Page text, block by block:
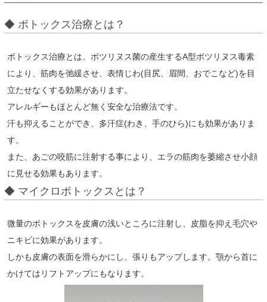
◆ ボトックス治療とは？
ボトックス治療とは、ボツリヌス菌の産生するA型ボツリヌス毒素
により、筋肉を弛緩させ、表情じわ(目尻、眉間、おでこなど)を目
立たせなくする効果があります。
アレルギーもほとんど無く安全な治療法です。
汗も抑えることができ、多汗症(わき、手のひら)にも効果がありま
す。
また、あごの咬筋に注射する事により、エラの筋肉を萎縮させ小顔
に見せる効果もあります。
◆ マイクロボトックスとは？
微量のボトックスを皮膚の浅いところに注射し、皮脂を抑え毛穴や
ニキビに効果があります。
しかも皮膚の表面を滑らかにし、張りもアップします。顎から首に
かけてはリフトアップにもなります。